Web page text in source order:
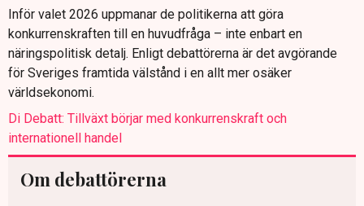
Inför valet 2026 uppmanar de politikerna att göra
konkurrenskraften till en huvudfråga – inte enbart en
näringspolitisk detalj. Enligt debattörerna är det avgörande
för Sveriges framtida välstånd i en allt mer osäker
världsekonomi.
Di Debatt: Tillväxt börjar med konkurrenskraft och
internationell handel
Om debattörerna